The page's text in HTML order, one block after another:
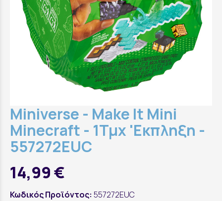
Miniverse - Make It Mini
Minecraft - 1Τμχ 'Εκπληξη -
557272EUC
14,99 €
Κωδικός Προϊόντος: 557272EUC